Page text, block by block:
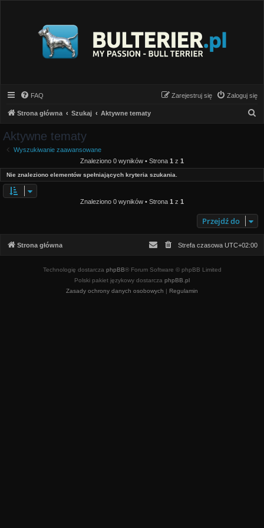
FAQ Zaloguj się
Zarejestruj się
Strona główna Szukaj Aktywne tematy
a
j
Aktywne tematy
Wyszukiwanie zaawansowane
Znaleziono 0 wyników • Strona 1 z 1
Nie znaleziono elementów spełniających kryteria szukania.
Znaleziono 0 wyników • Strona 1 z 1
Przejdź do
Strona główna Strefa czasowa UTC+02:00
Technologię dostarcza phpBB® Forum Software © phpBB Limited
Polski pakiet językowy dostarcza phpBB.pl
Zasady ochrony danych osobowych | Regulamin